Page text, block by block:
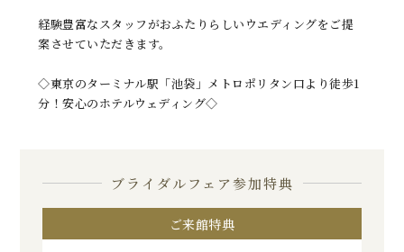
経験豊富なスタッフがおふたりらしいウエディングをご提
案させていただきます。
◇東京のターミナル駅「池袋」メトロポリタン口より徒歩1
分！安心のホテルウェディング◇
ブライダルフェア参加特典
ご来館特典